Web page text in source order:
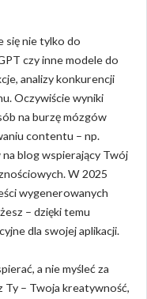
się nie tylko do
czy inne modele do
analizy konkurencji
Oczywiście wyniki
na burzę mózgów
contentu – np.
blog wspierający Twój
W 2025
wygenerowanych
– dzięki temu
dla swojej aplikacji.
a nie myśleć za
Ty – Twoja kreatywność,